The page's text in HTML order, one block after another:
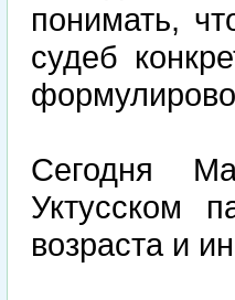
понимать,
судеб
Сегодня
Уктусском
возраста и